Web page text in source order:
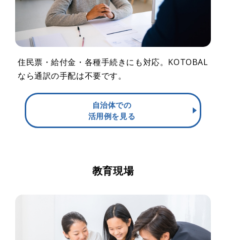
住民票・給付金・各種手続きにも対応。KOTOBAL
なら通訳の手配は不要です。
自治体での
活用例を見る
教育現場